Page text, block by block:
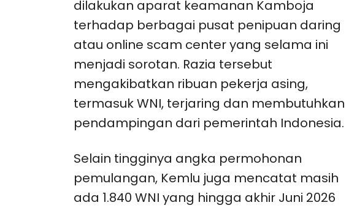
dilakukan aparat keamanan Kamboja
terhadap berbagai pusat penipuan daring
atau online scam center yang selama ini
menjadi sorotan. Razia tersebut
mengakibatkan ribuan pekerja asing,
termasuk WNI, terjaring dan membutuhkan
pendampingan dari pemerintah Indonesia.
Selain tingginya angka permohonan
pemulangan, Kemlu juga mencatat masih
ada 1.840 WNI yang hingga akhir Juni 2026